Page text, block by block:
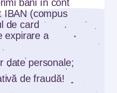
la care
care se
să
bani în cont
IBAN (compus
de card
expirare a
date personale;
de fraudă!